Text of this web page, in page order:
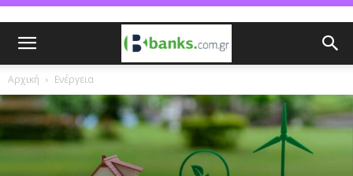
Αρχική Ενέργεια